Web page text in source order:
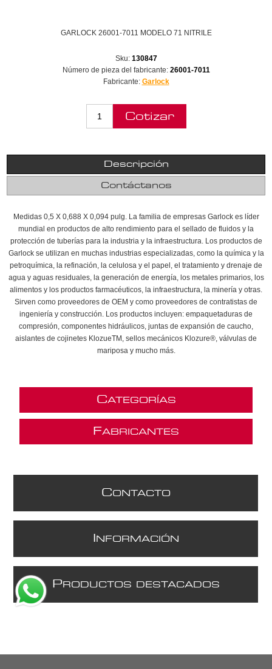
GARLOCK 26001-7011 MODELO 71 NITRILE
Sku: 130847
Número de pieza del fabricante: 26001-7011
Fabricante: Garlock
Descripción
Contáctanos
Medidas 0,5 X 0,688 X 0,094 pulg. La familia de empresas Garlock es líder
mundial en productos de alto rendimiento para el sellado de fluidos y la
protección de tuberías para la industria y la infraestructura. Los productos de
Garlock se utilizan en muchas industrias especializadas, como la química y la
petroquímica, la refinación, la celulosa y el papel, el tratamiento y drenaje de
agua y aguas residuales, la generación de energía, los metales primarios, los
alimentos y los productos farmacéuticos, la infraestructura, la minería y otras.
Sirven como proveedores de OEM y como proveedores de contratistas de
ingeniería y construcción. Los productos incluyen: empaquetaduras de
compresión, componentes hidráulicos, juntas de expansión de caucho,
aislantes de cojinetes KlozueTM, sellos mecánicos Klozure®, válvulas de
mariposa y mucho más.
CATEGORÍAS
FABRICANTES
CONTACTO
NFORMACIÓN
PRODUCTOS DESTACADOS